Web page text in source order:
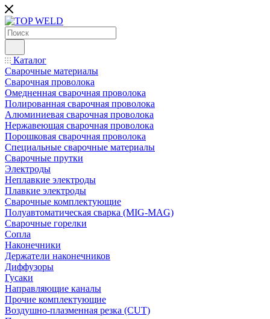
Каталог
Сварочные материалы
Сварочная проволока
Омедненная сварочная проволока
Полированная сварочная проволока
Алюминиевая сварочная проволока
Нержавеющая сварочная проволока
Порошковая сварочная проволока
Специальные сварочные материалы
Сварочные прутки
Электроды
Неплавкие электроды
Плавкие электроды
Сварочные комплектующие
Полуавтоматическая сварка (MIG-MAG)
Сварочные горелки
Сопла
Наконечники
Держатели наконечников
Диффузоры
Гусаки
Направляющие каналы
Прочие комплектующие
Воздушно-плазменная резка (CUT)